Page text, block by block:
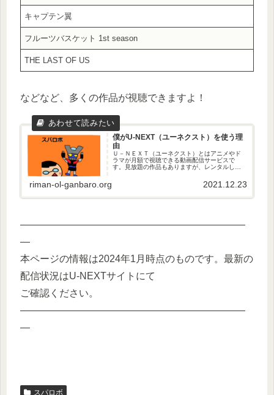
キャプテン翼
フルーツバスケット 1st season
THE LAST OF US
などなど、多くの作品が視聴できますよ！
僕がU-NEXT（ユーネクスト）を使う理
由
Ｕ－ＮＥＸＴ（ユーネクスト）とはアニメやド
ラマが月額で視聴できる動画配信サービスで
す。見放題の作品もありますが、レンタルしな
はU-NEXTのポイント購入し、作品をレンタルし
ます。もちろん、見放題の作品もかなりの数が
す。
riman-ol-ganbaro.org 2021.12.23
———————————————————————
—
本ページの情報は2024年1月時点のものです。最新の
配信状況はU-NEXTサイトにて
ご確認ください。
———————————————————————
—
スパロボ